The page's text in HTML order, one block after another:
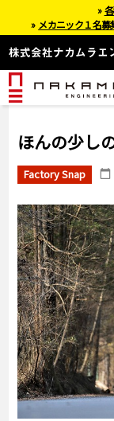
ほんの少し
Factory Snap
»
» メカニック１名